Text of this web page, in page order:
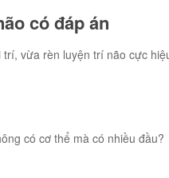
có đáp án
vừa rèn luyện trí não cực
có cơ thể mà có nhiều đầu?